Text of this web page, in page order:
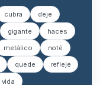
cubra deje
gigante haces
metálico noté
quede refleje
vida